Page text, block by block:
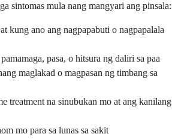
sintomas mula nang mangyari ang pinsala:
kung ano ang nagpapabuti o nagpapalala
pasa, o hitsura ng daliri sa paa
maglakad o magpasan ng timbang sa
treatment na sinubukan mo at ang kanilang
mo para sa lunas sa sakit